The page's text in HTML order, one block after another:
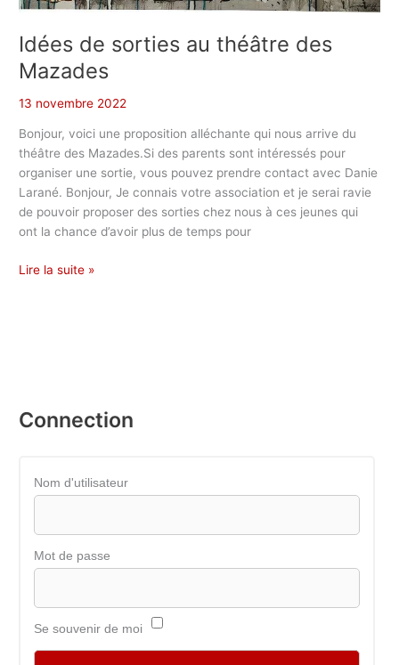
Idées de sorties au théâtre des
Mazades
13 novembre 2022
Bonjour, voici une proposition alléchante qui nous arrive du
théâtre des Mazades.Si des parents sont intéressés pour
organiser une sortie, vous pouvez prendre contact avec Danie
Larané. Bonjour, Je connais votre association et je serai ravie
de pouvoir proposer des sorties chez nous à ces jeunes qui
ont la chance d’avoir plus de temps pour
Idées
Lire la suite »
Connection
Nom d'utilisateur
Mot de passe
Se souvenir de moi